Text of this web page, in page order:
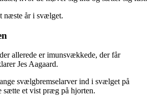
næste år i svælget.
allerede er imunsvækkede, der får
Jes Aagaard.
svælgbremselarver ind i svælget på
sætte et vist præg på hjorten.